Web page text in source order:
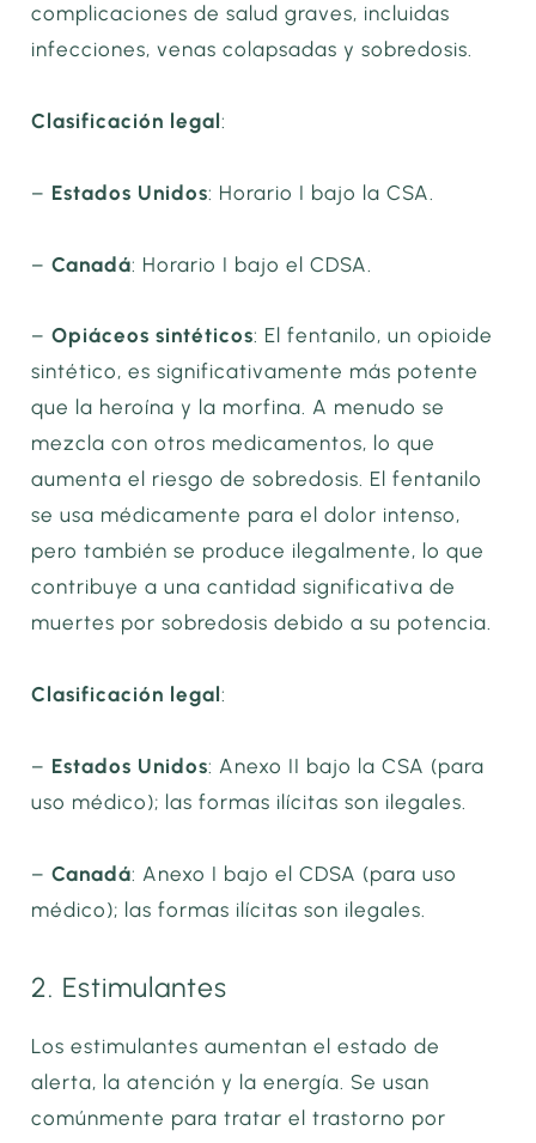
complicaciones de salud graves, incluidas
infecciones, venas colapsadas y sobredosis.
Clasificación legal:
– Estados Unidos: Horario I bajo la CSA.
–Canadá: Horario I bajo el CDSA.
–Opiáceos sintéticos: El fentanilo, un opioide
sintético, es significativamente más potente
que la heroína y la morfina. A menudo se
mezcla con otros medicamentos, lo que
aumenta el riesgo de sobredosis. El fentanilo
se usa médicamente para el dolor intenso,
pero también se produce ilegalmente, lo que
contribuye a una cantidad significativa de
muertes por sobredosis debido a su potencia.
Clasificación legal:
– Estados Unidos: Anexo II bajo la CSA (para
uso médico); las formas ilícitas son ilegales.
–Canadá: Anexo I bajo el CDSA (para uso
médico); las formas ilícitas son ilegales.
2. Estimulantes
Los estimulantes aumentan el estado de
alerta, la atención y la energía. Se usan
comúnmente para tratar el trastorno por